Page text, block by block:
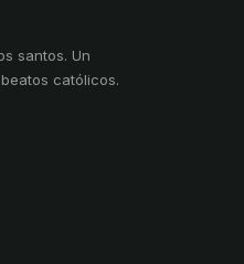
santos. Un
católicos.